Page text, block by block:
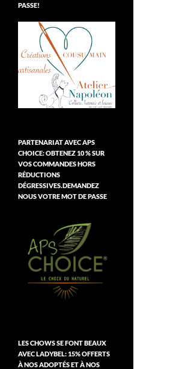
PASSE!
PARTENARIAT AVEC APS
CHOICE: OBTENEZ 10 % SUR
VOS COMMANDES HORS
RÉDUCTIONS
DÉGRESSIVES.DEMANDEZ
NOUS VOTRE MOT DE PASSE
LES CHOWS SE FONT BEAUX
AVEC LADYBEL: 15% OFFERTS
À NOS ADOPTÉS ET À NOS